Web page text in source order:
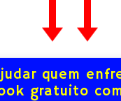
quem
gratuito